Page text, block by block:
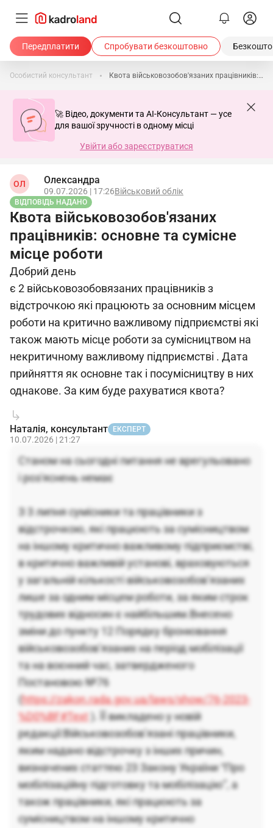
Передплатити Спробувати безкоштовно
Особистий консультант Квота військовозобов'язаних працівників: основне та сумісне місце роботи
🚀 Відео, документи та AI-Консультант — усе
для вашої зручності в одному місці
Увійти або зареєструватися
ОЛ Олександра
09.07.2026 | 17:26Військовий облік
ВІДПОВІДЬ НАДАНО
Квота військовозобов'язаних
працівників: основне та сумісне
місце роботи
Добрий день
є 2 військовозобовязаних працівників з
відстрочкою які працюють за основним місцем
роботи на критично важливому підприємстві які
також мають місце роботи за сумісництвом на
некритичному важливому підприємстві . Дата
прийняття як основне так і посумісництву в них
однакове. За ким буде рахуватися квота?
Наталія, консультант ЕКСПЕРТ
10.07.2026 | 21:27
Станом на сьогодні питання не врегульовано
і роз'яснень немає
З 3 липня сумісники та працівники з
відстрочкою, які працюють за сумісництвом
на іншому критично важливому підприємстві,
в критично важливій установі, враховуються
у загальній кількості військовозобов’язаних
лише за одним місцем роботи, за яким строк
трудових відносин є найбільшим.Внесено
зміни до пункту 12 Порядку бронювання
військовозобов’язаних на період мобілізації
та на воєнний час, затвердженого
Постановою №76
(https://zakon.rada.gov.ua/laws/show/76-2023-
%D0%BF#Text ). ЇЇ викладено у новій
редакції:Військовозобов’язані працівники,
яким надано відстрочку з інших причин,
визначених статтею 23 Закону України “Про
мобілізаційну підготовку та мобілізацію”, а
також працівники, які працюють за
сумісництвом на іншому критично